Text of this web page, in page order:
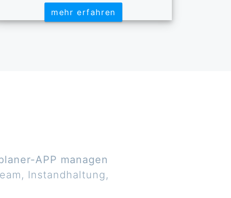
mehr erfahren
mehr erfahren
APP managen
Instandhaltung,